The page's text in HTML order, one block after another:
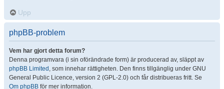
Upp
phpBB-problem
Vem har gjort detta forum?
Denna programvara (i sin oförändrade form) är producerad av, släppt av
phpBB Limited , som innehar rättigheten. Den finns tillgänglig under GNU
General Public Licence, version 2 (GPL-2.0) och får distribueras fritt. Se
Om phpBB för mer information.